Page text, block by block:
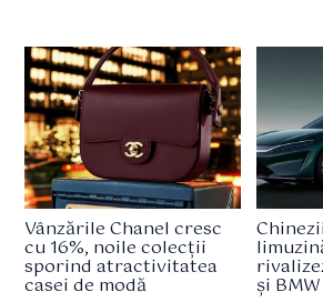
Vânzările Chanel cresc
cu 16%, noile colecții
sporind atractivitatea
casei de modă și BMW